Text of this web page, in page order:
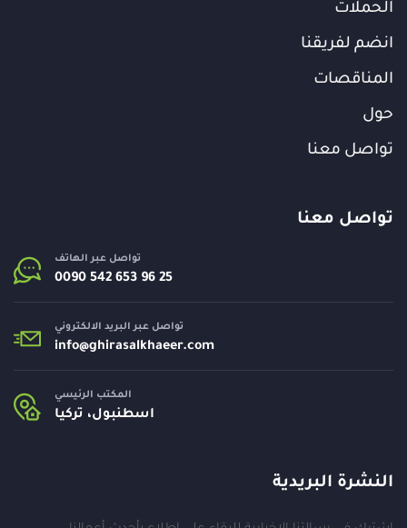
الحملات
انضم لفريقنا
المناقصات
حول
تواصل معنا
تواصل معنا
تواصل عبر الهاتف
تواصل عبر البريد الالكتروني
info@ghirasalkhaeer.com
المكتب الرئيسي
اسطنبول، تركيا
النشرة البريدية